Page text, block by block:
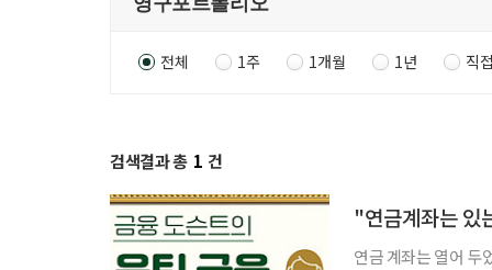
전체 1주 1개월 1년 직
검색결과 총 1 건
"연금계좌는
연금 계좌는 열어 두